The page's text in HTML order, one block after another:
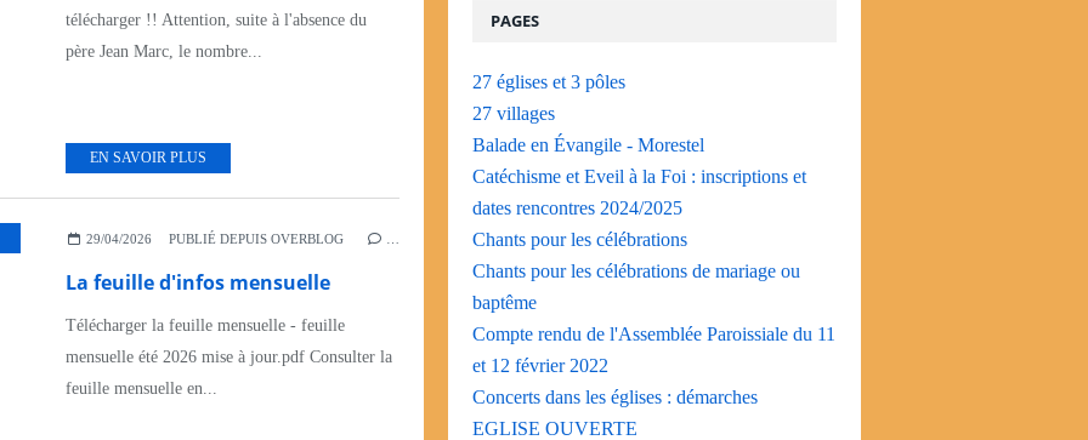
télécharger !! Attention, suite à l'absence du
père Jean Marc, le nombre...
EN SAVOIR PLUS
29/04/2026 PUBLIÉ DEPUIS OVERBLOG
La feuille d'infos mensuelle
Télécharger la feuille mensuelle - feuille
mensuelle été 2026 mise à jour.pdf Consulter la
feuille mensuelle en...
PAGES
27 églises et 3 pôles
27 villages
Balade en Évangile - Morestel
Catéchisme et Eveil à la Foi : inscriptions et
dates rencontres 2024/2025
Chants pour les célébrations
Chants pour les célébrations de mariage ou
baptême
Compte rendu de l'Assemblée Paroissiale du 11
et 12 février 2022
Concerts dans les églises : démarches
EGLISE OUVERTE